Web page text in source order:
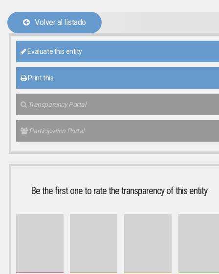
Volver al listado
Evaluate this entity
Print this
Transparency Portal
Participation Portal
Be the first one to rate the transparency of this entity